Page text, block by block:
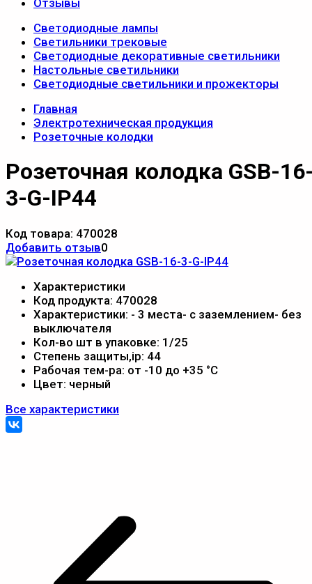
Отзывы
Светодиодные лампы
Светильники трековые
Светодиодные декоративные светильники
Настольные светильники
Светодиодные светильники и прожекторы
Главная
Электротехническая продукция
Розеточные колодки
Розеточная колодка GSB-
3-G-IP44
Код товара: 470028
Добавить отзыв0
Характеристики
Код продукта: 470028
Характеристики: - 3 места- с заземлением- без
выключателя
Кол-во шт в упаковке: 1/25
Степень защиты,ip: 44
Рабочая тем-ра: от -10 до +35 °С
Цвет: черный
Все характеристики